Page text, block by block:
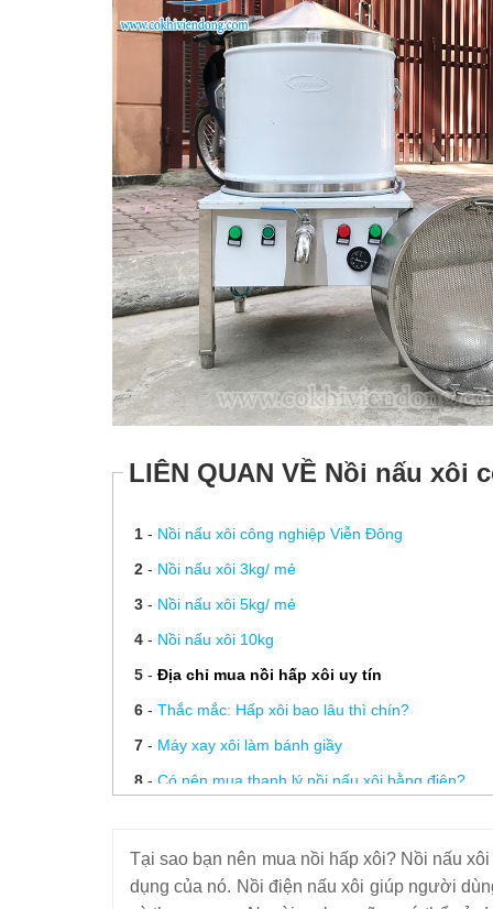
LIÊN QUAN VỀ Nồi nấu xôi
1- Nồi nấu xôi công nghiệp Viễn Đông
2- Nồi nấu xôi 3kg/ mẻ
3- Nồi nấu xôi 5kg/ mẻ
4- Nồi nấu xôi 10kg
5- Địa chỉ mua nồi hấp xôi uy tín
6- Thắc mắc: Hấp xôi bao lâu thì chín?
7- Máy xay xôi làm bánh giầy
8- Có nên mua thanh lý nồi nấu xôi bằng điện?
10 -
Cách làm nước sốt bán xôi gà
11-Mua nồi nấu xôi bằng điện
Tại sao bạn nên mua nồi hấp xôi? Nồi nấu
dụng của nó. Nồi điện nấu xôi giúp người
MÁY CHẾ BIẾN NÔNG SẢN
THIẾT BỊ LÀM ĐỒ ĂN NHANH
THIẾT BỊ LÀM BÁNH
MÁY ĐÓNG GÓI THỰC PHẨM
THIẾT BỊ LẠNH
THIẾT BỊ BẾP CÔNG NGHIỆP
UNCATEGORIZED